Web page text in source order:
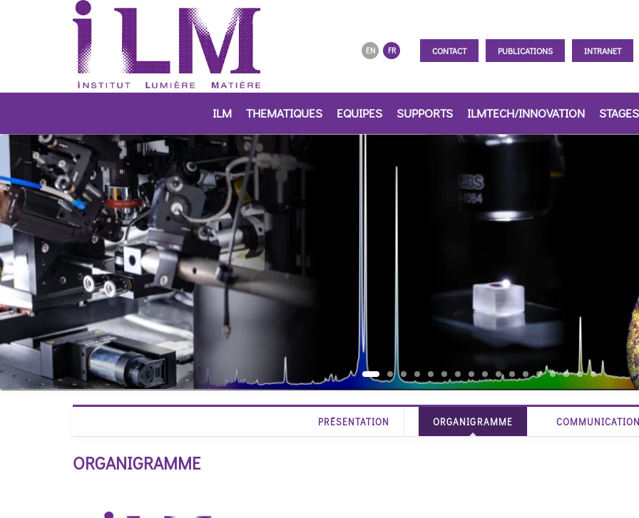
FR
EN CONTACT PUBLICATIONS INTRANET
ILM THEMATIQUES EQUIPES SUPPORTS ILMTECH/INNOVATION
PRÉSENTATION ORGANIGRAMME
ORGANIGRAMME